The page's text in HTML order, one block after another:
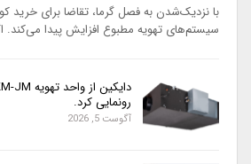
با نزدیک‌شدن به فصل گرما، تقاضا برای خرید
سیستم‌های تهویه مطبوع افزایش پیدا می‌کند.
رونمایی کرد.
آگوست 5, 2026